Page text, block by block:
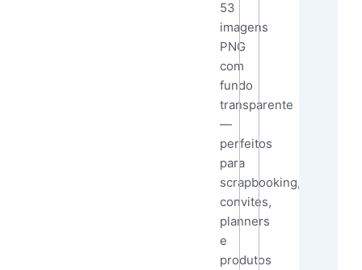
53
imagens
PNG
com
fundo
transparente
—
perfeitos
para
scrapbooking,
convites,
planners
e
produtos